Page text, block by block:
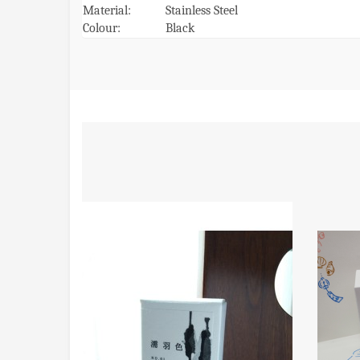
Material:
Stainless Steel
Colour:
Black